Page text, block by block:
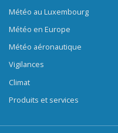
Météo au Luxembourg
Météo en Europe
Météo aéronautique
Vigilances
Climat
Produits et services